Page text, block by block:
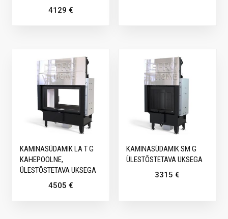
4129 €
KAMINASÜDAMIK LA T G
KAHEPOOLNE,
ÜLESTÕSTETAVA UKSEGA
4505 €
KAMINASÜDAMIK SM G
ÜLESTÕSTETAVA UKSEGA
3315€